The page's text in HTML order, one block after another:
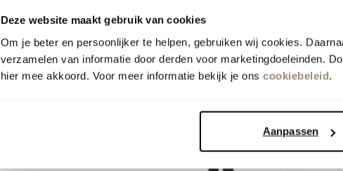
Deze website maakt gebruik van cookies
Om je beter en persoonlijker te helpen, gebruiken wij cookies.
verzamelen van informatie door derden voor marketingdoeleinden.
hier mee akkoord. Voor meer informatie bekijk je ons cookiebeleid.
Aanpassen